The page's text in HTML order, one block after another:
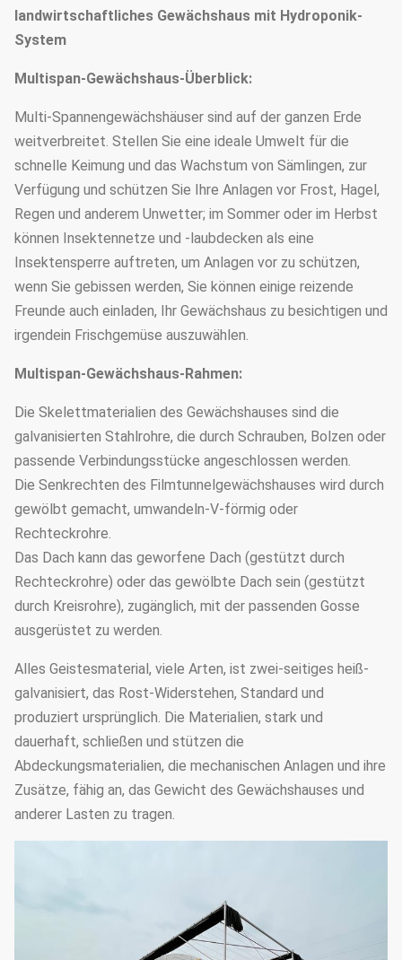
landwirtschaftliches Gewächshaus mit Hydroponik-
System
Multispan-Gewächshaus-Überblick:
Multi-Spannengewächshäuser sind auf der ganzen Erde
weitverbreitet. Stellen Sie eine ideale Umwelt für die
schnelle Keimung und das Wachstum von Sämlingen, zur
Verfügung und schützen Sie Ihre Anlagen vor Frost, Hagel,
Regen und anderem Unwetter; im Sommer oder im Herbst
können Insektennetze und -laubdecken als eine
Insektensperre auftreten, um Anlagen vor zu schützen,
wenn Sie gebissen werden, Sie können einige reizende
Freunde auch einladen, Ihr Gewächshaus zu besichtigen und
irgendein Frischgemüse auszuwählen.
Multispan-Gewächshaus-Rahmen:
Die Skelettmaterialien des Gewächshauses sind die
galvanisierten Stahlrohre, die durch Schrauben, Bolzen oder
passende Verbindungsstücke angeschlossen werden.
Die Senkrechten des Filmtunnelgewächshauses wird durch
gewölbt gemacht, umwandeln-V-förmig oder
Rechteckrohre.
Das Dach kann das geworfene Dach (gestützt durch
Rechteckrohre) oder das gewölbte Dach sein (gestützt
durch Kreisrohre), zugänglich, mit der passenden Gosse
ausgerüstet zu werden.
Alles Geistesmaterial, viele Arten, ist zwei-seitiges heiß-
galvanisiert, das Rost-Widerstehen, Standard und
produziert ursprünglich. Die Materialien, stark und
dauerhaft, schließen und stützen die
Abdeckungsmaterialien, die mechanischen Anlagen und ihre
Zusätze, fähig an, das Gewicht des Gewächshauses und
anderer Lasten zu tragen.